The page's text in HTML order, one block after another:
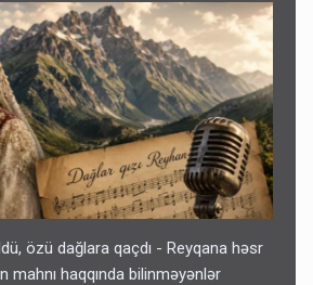
özü dağlara qaçdı - Reyqana həsr
mahnı haqqında bilinməyənlər